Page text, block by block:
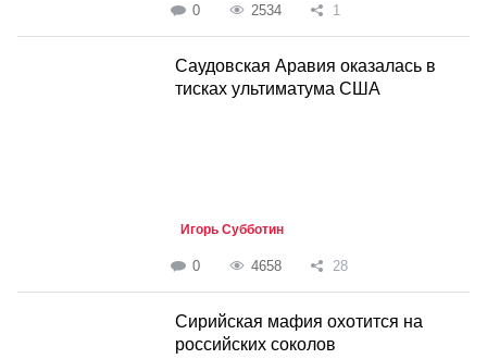
0 2534 1
Саудовская Аравия оказалась в
тисках ультиматума США
Игорь Субботин
0 4658 28
Сирийская мафия охотится на
российских соколов